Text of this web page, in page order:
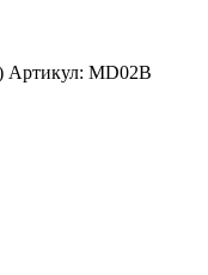
Артикул: MD02B